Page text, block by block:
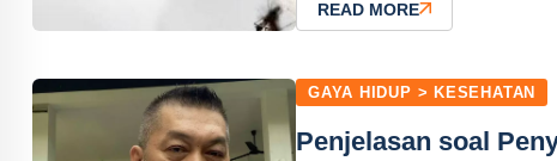
READ MORE
GAYA HIDUP > KESEHATAN
Penjelasan soal